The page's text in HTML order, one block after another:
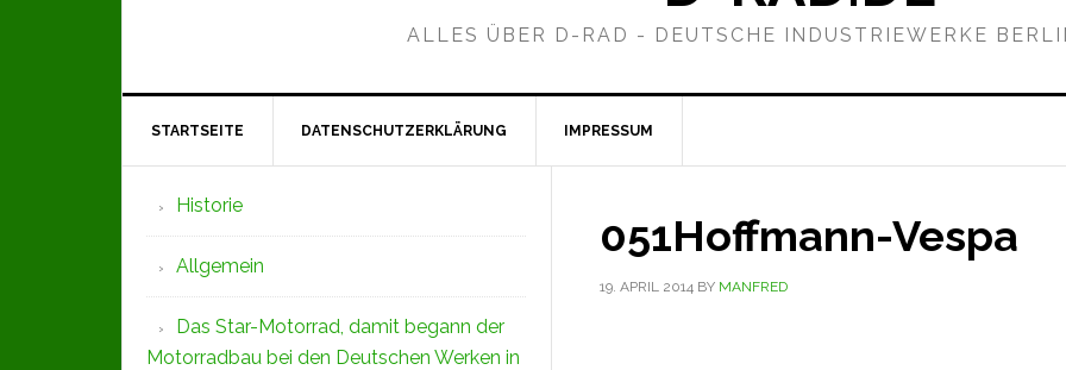
ALLES ÜBER D-RAD - DEUTSCHE INDUSTRIEWERKE
STARTSEITE DATENSCHUTZERKLÄRUNG IMPRESSUM
051Hoffmann-Vespa
19. APRIL 2014 BY MANFRED
Seitenspalte
Historie
Allgemein
Das Star-Motorrad, damit begann der
Motorradbau bei den Deutschen Werken in